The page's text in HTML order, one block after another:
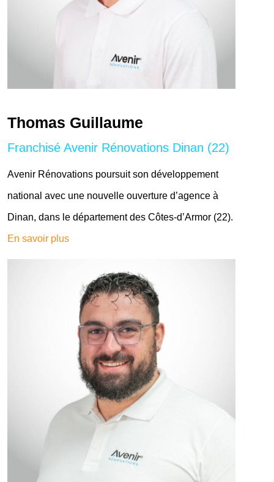
Thomas Guillaume
Franchisé Avenir Rénovations Dinan (22)
Avenir Rénovations poursuit son développement
national avec une nouvelle ouverture d’agence à
Dinan, dans le département des Côtes-d’Armor (22).
En savoir plus